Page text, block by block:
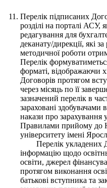
Перелік підписаних
розділі на порталі АСУ,
редагування для
деканату/дирекції, які
методичної роботи
Перелік
форматі, відображаючи
Договорів протягом
через місяць по її
зазначений перелік в
зараховані
накази про зарахування
Правилами прийому до
університету імені
Перелік укладених
інформацію щодо
освіти, джерел
протягом виконання
батькові вступника та